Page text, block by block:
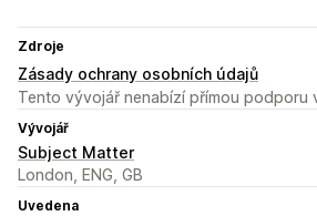
Zdroje
Zásady ochrany osobních údajů
Tento vývojář nenabízí přímou podporu
Vývojář
Subject Matter
London, ENG, GB
Uvedena